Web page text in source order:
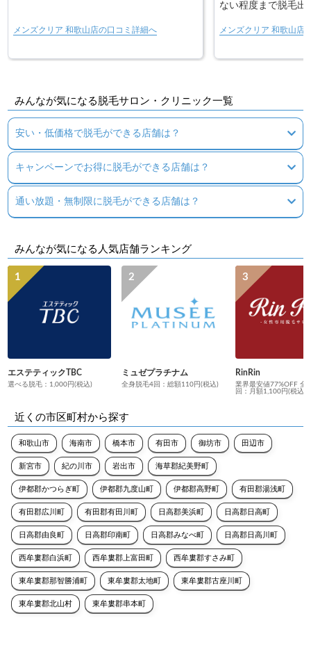
メンズクリア 和歌山店の口コミ詳細へ
ない程度まで脱毛出
メンズクリア 和歌山店
みんなが気になる脱毛サロン・クリニック一覧
安い・低価格で脱毛ができる店舗は？
キャンペーンでお得に脱毛ができる店舗は？
通い放題・無制限に脱毛ができる店舗は？
みんなが気になる人気店舗ランキング
エステティックTBC
選べる脱毛：1,000円(税込)
ミュゼプラチナム
全身脱毛4回：総額110円(税込)
RinRin
業界最安値77%OFF 全
回：月額1,100円(税込)
近くの市区町村から探す
和歌山市 海南市 橋本市 有田市 御坊市 田辺市
新宮市 紀の川市 岩出市 海草郡紀美野町
伊都郡かつらぎ町 伊都郡九度山町 伊都郡高野町 有田郡湯浅町
有田郡広川町 有田郡有田川町 日高郡美浜町 日高郡日高町
日高郡由良町 日高郡印南町 日高郡みなべ町 日高郡日高川町
西牟婁郡白浜町 西牟婁郡上富田町 西牟婁郡すさみ町
東牟婁郡那智勝浦町 東牟婁郡太地町 東牟婁郡古座川町
東牟婁郡北山村 東牟婁郡串本町